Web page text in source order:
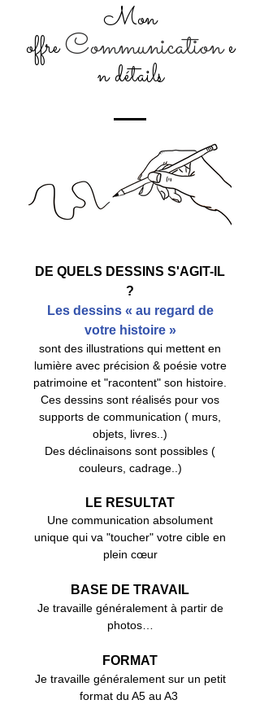
Mon
offreCommunicatione
n détails
DE QUELS DESSINS S'AGIT-IL
?
Les dessins « au regard de
votre histoire »
sont des illustrations qui mettent en
lumière avec précision & poésie votre
patrimoine et "racontent" son histoire.
Ces dessins sont réalisés pour vos
supports de communication ( murs,
objets, livres..)
Des déclinaisons sont possibles (
couleurs, cadrage..)
LE RESULTAT
Une communication absolument
unique qui va "toucher" votre cible en
plein cœur
BASE DE TRAVAIL
Je travaille généralement à partir de
photos…
FORMAT
Je travaille généralement sur un petit
format du A5 au A3